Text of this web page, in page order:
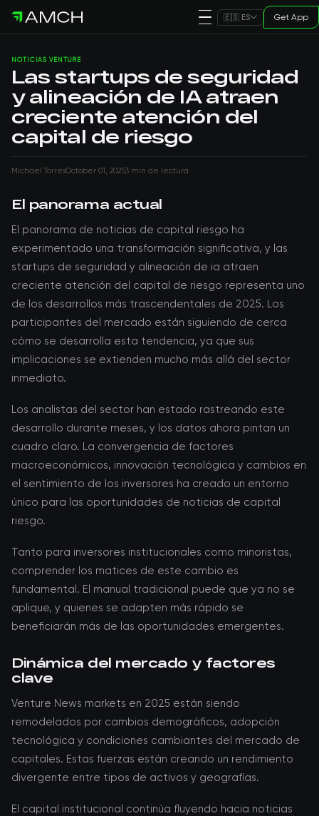
🇪🇸 ES Get App
NOTICIAS VENTURE
Las startups de seguridad
y alineación de IA atraen
creciente atención del
capital de riesgo
Michael TorresOctober 01, 20253 min de lectura
El panorama actual
El panorama de noticias de capital riesgo ha
experimentado una transformación significativa, y las
startups de seguridad y alineación de ia atraen
creciente atención del capital de riesgo representa uno
de los desarrollos más trascendentales de 2025. Los
participantes del mercado están siguiendo de cerca
cómo se desarrolla esta tendencia, ya que sus
implicaciones se extienden mucho más allá del sector
inmediato.
Los analistas del sector han estado rastreando este
desarrollo durante meses, y los datos ahora pintan un
cuadro claro. La convergencia de factores
macroeconómicos, innovación tecnológica y cambios en
el sentimiento de los inversores ha creado un entorno
único para las oportunidades de noticias de capital
riesgo.
Tanto para inversores institucionales como minoristas,
comprender los matices de este cambio es
fundamental. El manual tradicional puede que ya no se
aplique, y quienes se adapten más rápido se
beneficiarán más de las oportunidades emergentes.
Dinámica del mercado y factores
clave
Venture News markets en 2025 están siendo
remodelados por cambios demográficos, adopción
tecnológica y condiciones cambiantes del mercado de
capitales. Estas fuerzas están creando un rendimiento
divergente entre tipos de activos y geografías.
El capital institucional continúa fluyendo hacia noticias